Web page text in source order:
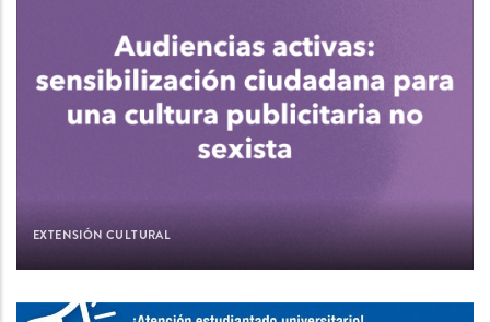
EXTENSIÓN CULTURAL